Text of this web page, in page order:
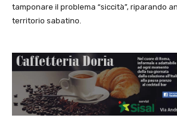
tamponare il problema “siccità”, riparando
territorio sabatino.